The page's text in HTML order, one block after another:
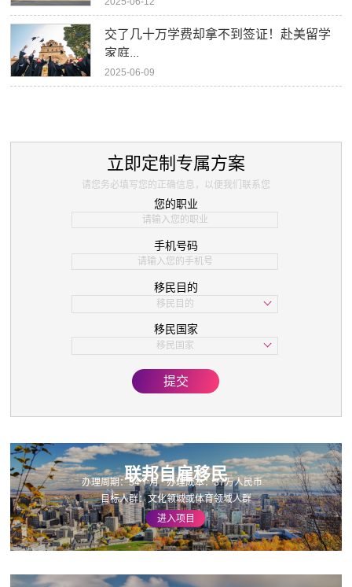
交了几十万学费却拿不到签证！赴美留学
家庭...
2025-06-09
立即定制专属方案
请您务必填写您的正确信息，以便我们联系您
您的职业
手机号码
移民目的
移民目的
子女教育
移民国家
移民国家
欧洲
亚洲
提交
联邦自雇移民
办理周期：34个月
办理成本：37万人民币
目标人群：文化领域或体育领域人群
进入项目